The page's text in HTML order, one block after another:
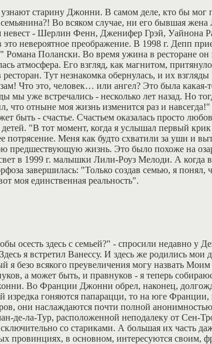
узнают старину Джонни. В самом деле, кто бы мог
семьянина?! Во всяком случае, ни его бывшая жена
- Шерлин Фенн, Дженифер Грэй, Уайнона
невероятное преображение. В 1998 г. Депп
Полански. Во время ужина в ресторане он
атмосфера. Его взгляд, как магнитом,
Тут незнакомка обернулась, и их взгляды
Что это, человек… или ангел? Это была какая-
мы уже встречались - несколько лет назад. Но
что отныне моя жизнь изменится раз и навсегда!"
быть - счастье. Счастьем оказалась просто
"В тот момент, когда я услышал первый
потрясение. Меня как будто схватили за уши и
предшествующую жизнь. Это было похоже на
в 1999 г. малышки Лили-Роуз Мелоди. А когда в
завершилась: "Только создав семью, я понял,
моя единственная реальность".
осесть здесь с семьей?" - спросили недавно у
я встретил Ванессу. И здесь же родились мои
я безо всякого преувеличения могу назвать
а может быть, и правнуков - я теперь
Во Франции Джонни обрел, наконец,
гоняются папарацци, то на юге Франции,
они наслаждаются почти полной
де-ла-Тур, расположенной неподалеку от Сен-
со стариками. А большая их часть
провинциях, в основном, интересуются своим,